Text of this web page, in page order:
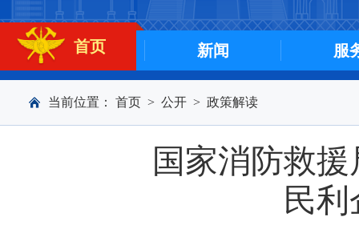
首页 新闻 服
当前位置： 首页 > 公开 > 政策解读
国家消防救
民